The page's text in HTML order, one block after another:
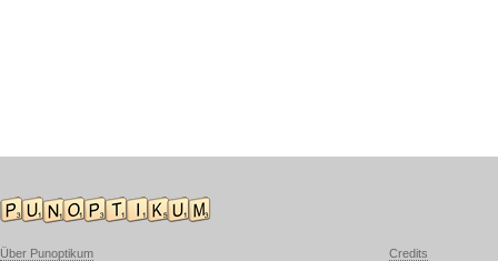
Über Punoptikum
Credits